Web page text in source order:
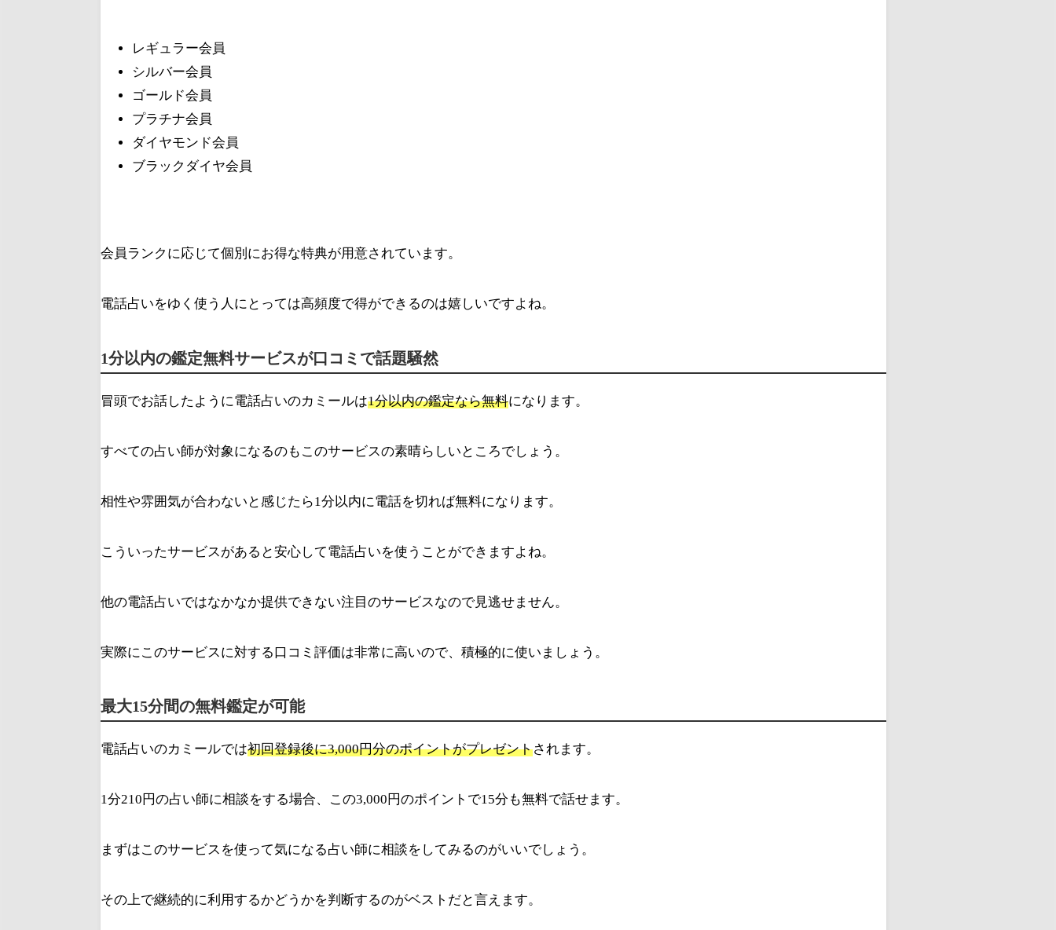
レギュラー会員
シルバー会員
ゴールド会員
プラチナ会員
ダイヤモンド会員
ブラックダイヤ会員
会員ランクに応じて個別にお得な特典が用意されています。
電話占いをゆく使う人にとっては高頻度で得ができるのは嬉しいですよね。
1分以内の鑑定無料サービスが口コミで話題騒然
冒頭でお話したように電話占いのカミールは1分以内の鑑定なら無料になります。
すべての占い師が対象になるのもこのサービスの素晴らしいところでしょう。
相性や雰囲気が合わないと感じたら1分以内に電話を切れば無料になります。
こういったサービスがあると安心して電話占いを使うことができますよね。
他の電話占いではなかなか提供できない注目のサービスなので見逃せません。
実際にこのサービスに対する口コミ評価は非常に高いので、積極的に使いましょう。
最大15分間の無料鑑定が可能
電話占いのカミールでは初回登録後に3,000円分のポイントがプレゼントされます。
1分210円の占い師に相談をする場合、この3,000円のポイントで15分も無料で話せます。
まずはこのサービスを使って気になる占い師に相談をしてみるのがいいでしょう。
その上で継続的に利用するかどうかを判断するのがベストだと言えます。